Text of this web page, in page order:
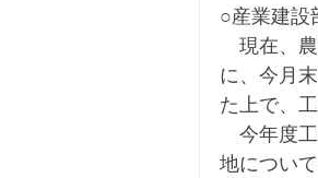
○産業建設
現在、農
に、今月
た上で、
今年度工
地につい